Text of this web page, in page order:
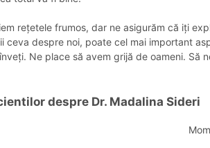
rețetele frumos, dar ne asigurăm că iți
ceva despre noi, poate cel mai important
Ne place să avem grijă de oameni. Să
despre Dr. Madalina Sideri